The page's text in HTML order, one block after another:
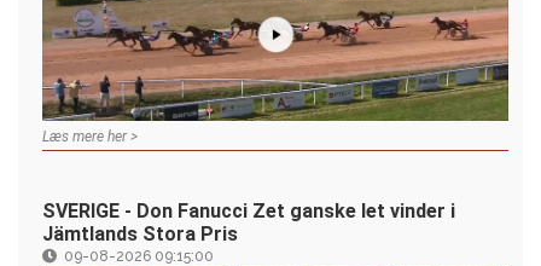
Læs mere her >
SVERIGE - Don Fanucci Zet ganske let vinder i
Jämtlands Stora Pris
09-08-2026 09:15:00